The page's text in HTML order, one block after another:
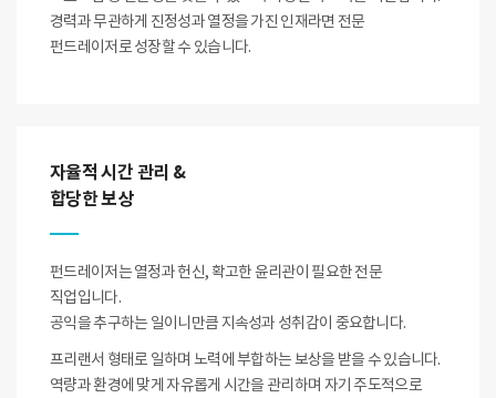
경력과 무관하게 진정성과 열정을 가진 인재라면 전문
펀드레이저로 성장할 수 있습니다.
자율적 시간 관리 &
합당한 보상
펀드레이저는 열정과 헌신, 확고한 윤리관이 필요한 전문
직업입니다.
공익을 추구하는 일이니만큼 지속성과 성취감이 중요합니다.
프리랜서 형태로 일하며 노력에 부합하는 보상을 받을 수 있습니다.
역량과 환경에 맞게 자유롭게 시간을 관리하며 자기 주도적으로